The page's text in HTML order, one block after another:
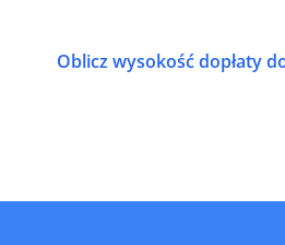
Oblicz wysokość dopłaty